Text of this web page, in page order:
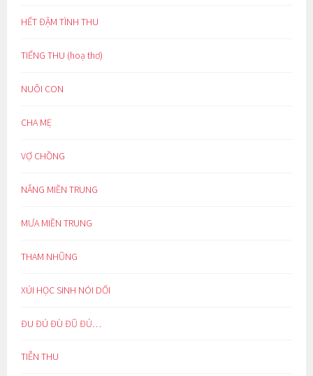
HẾT ĐẬM TÌNH THU
TIẾNG THU (hoạ thơ)
NUÔI CON
CHA MẸ
VỢ CHỒNG
NẮNG MIỀN TRUNG
MƯA MIỀN TRUNG
THAM NHŨNG
XÚI HỌC SINH NÓI DỐI
ĐU ĐÚ ĐÙ ĐŨ ĐỦ…
TIỄN THU